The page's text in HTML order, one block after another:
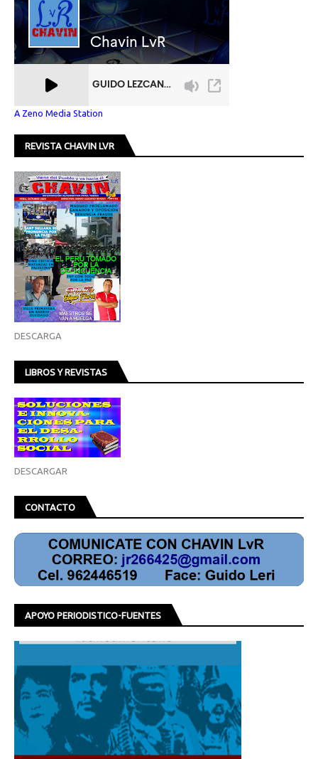
A Zeno Media Station
REVISTA CHAVIN LVR
DESCARGA
LIBROS Y REVISTAS
DESCARGAR
CONTACTO
APOYO PERIODISTICO-FUENTES